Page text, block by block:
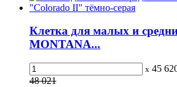
Клетка для малых и
MONTANA...
x 45
48 021